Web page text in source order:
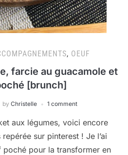
, OEUF
farcie au guacamole et
[brunch]
by Christelle 1 comment
aux légumes, voici encore
repérée sur pinterest ! Je l’ai
poché pour la transformer en